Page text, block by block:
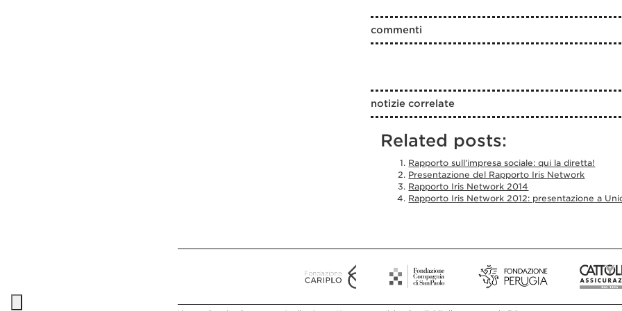
commenti
notizie correlate
Related posts:
Rapporto sull’impresa sociale: qui la diretta!
Presentazione del Rapporto Iris Network
Rapporto Iris Network 2014
Rapporto Iris Network 2012: presentazione a